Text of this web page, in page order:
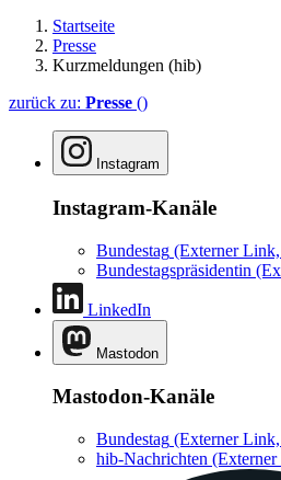
Startseite
Presse
Kurzmeldungen (hib)
zurück zu: Presse ()
Instagram
Instagram-Kanäle
Bundestag (Externer
Bundestagspräsidentin
LinkedIn
Mastodon
Mastodon-Kanäle
Bundestag (Externer
hib-Nachrichten